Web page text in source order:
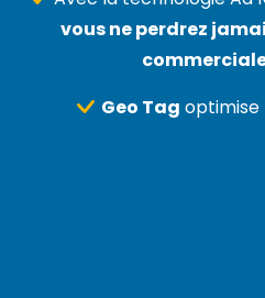
vous ne perdrez
Geo Tag optimise